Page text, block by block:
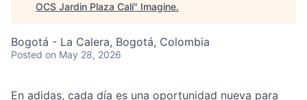
OCS Jardin Plaza Cali" Imagine.
Bogotá - La Calera, Bogotá, Colombia
Posted on May 28, 2026
En adidas, cada día es una oportunidad nueva para